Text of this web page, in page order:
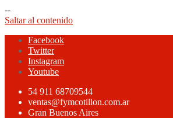
--
Saltar al contenido
Facebook
Twitter
Instagram
Youtube
54 911 68709544
ventas@fymcotillon.com.ar
Gran Buenos Aires